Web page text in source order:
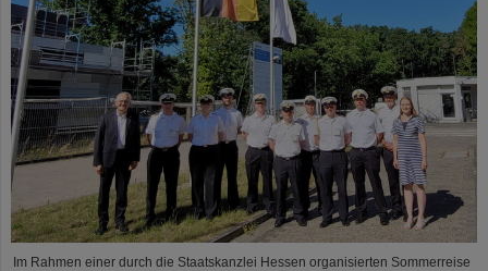
Im Rahmen einer durch die Staatskanzlei Hessen organisierten Sommerreise